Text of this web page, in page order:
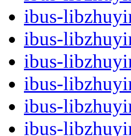
ibus-
ibus-
ibus-
ibus-
ibus-
ibus-